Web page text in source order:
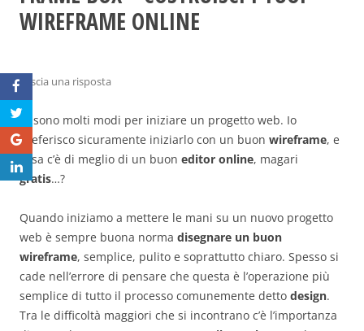
WIREFRAME ONLINE
Lascia una risposta
Ci sono molti modi per iniziare un progetto web. Io
preferisco sicuramente iniziarlo con un buon wireframe, e
cosa c’è di meglio di un buon editor online, magari
gratis…?
Quando iniziamo a mettere le mani su un nuovo progetto
web è sempre buona norma disegnare un buon
wireframe, semplice, pulito e soprattutto chiaro. Spesso si
cade nell’errore di pensare che questa è l’operazione più
semplice di tutto il processo comunemente detto design.
Tra le difficoltà maggiori che si incontrano c’è l’importanza